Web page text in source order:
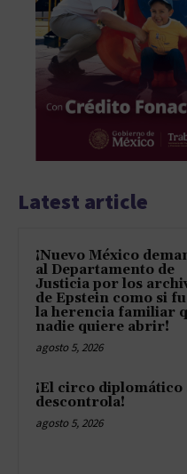
Latest article
¡Nuevo México
al Departamento de
Justicia por los
de Epstein como si
la herencia familiar
nadie quiere abrir!
agosto 5, 2026
¡El circo diplomático
descontrola!
agosto 5, 2026